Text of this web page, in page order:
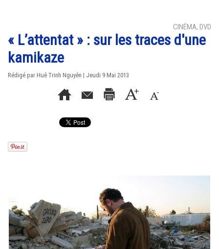
CINÉMA, DVD
« L’attentat » : sur les traces d'une
kamikaze
Rédigé par Huê Trinh Nguyên | Jeudi 9 Mai 2013